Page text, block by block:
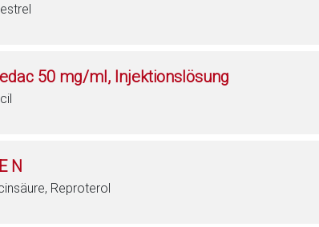
50 mg/ml, Injektionslösung
N
Reproterol